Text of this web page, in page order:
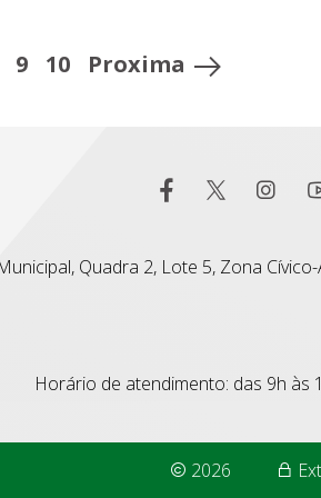
9 10 Proxima
Quadra 2, Lote 5, Zona
Horário de atendimento: das 9h às
2026